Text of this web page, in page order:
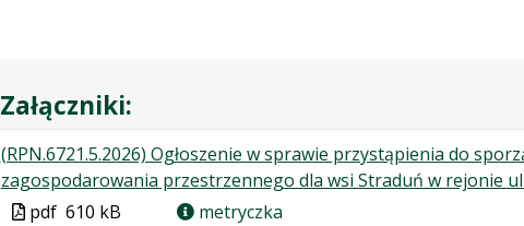
Załączniki:
(RPN.6721.5.2026) Ogłoszenie w sprawie przystąpienia do
zagospodarowania przestrzennego dla wsi Straduń w rejonie
Plik
pdf 610 kB metryczka